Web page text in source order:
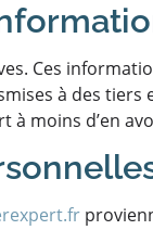
Ces
à des
moins d’en